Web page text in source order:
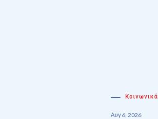
Κοινωνικά
Αυγ 6, 2026